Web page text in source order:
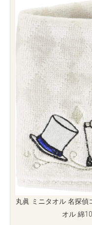
丸眞 ミニタオル 名探偵
オル 綿